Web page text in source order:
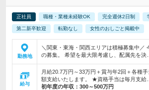
正社員 職種・業種未経験OK 完全週休2日制
第二新卒歓迎 転勤なし 女性のおしごと掲載中
勤務地
＼関東・東海・関西エリアは積極募集中／
の募集。 希望を最大限考慮し、配属先を決…
給与
月給20.7万円～33万円＋賞与年2回＋各種
額支給いたします。 ★資格手当は毎月支給…
初年度の年収： 300～500万円